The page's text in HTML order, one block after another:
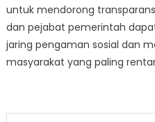
untuk mendorong
dan pejabat pemerintah
jaring pengaman sosial dan
masyarakat yang paling